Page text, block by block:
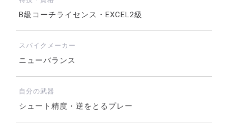
B級コーチライセンス・EXCEL2級
スパイクメーカー
ニューバランス
自分の武器
シュート精度・逆をとるプレー